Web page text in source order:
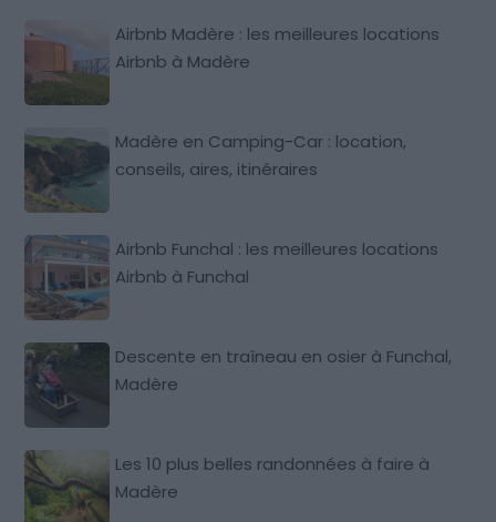
Airbnb Madère : les meilleures locations
Airbnb à Madère
Madère en Camping-Car : location,
conseils, aires, itinéraires
Airbnb Funchal : les meilleures locations
Airbnb à Funchal
Descente en traîneau en osier à Funchal,
Madère
Les 10 plus belles randonnées à faire à
Madère